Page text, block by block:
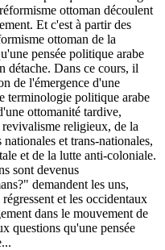
ottoman découlent
Et c'est à partir des
ottoman de la
pensée politique arabe
détache. Dans ce cours, il
de l'émergence d'une
terminologie politique arabe
ottomanité tardive,
religieux, de la
et trans-nationales,
et de la lutte anti-coloniale.
sont devenus
demandent les uns,
et les occidentaux
dans le mouvement de
questions qu'une pensée